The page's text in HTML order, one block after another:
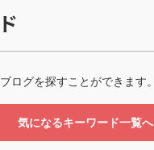
ログを探すことができます。
気になるキーワード一覧へ